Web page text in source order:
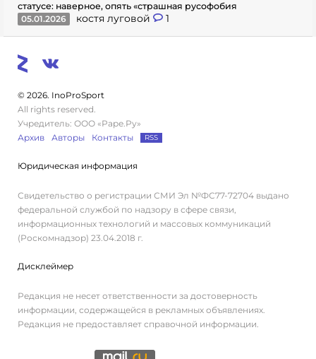
статусе: наверное, опять «страшная русофобия
05.01.2026
костя луговой 1
© 2026. InoProSport
All rights reserved.
Учредитель: ООО «Раре.Ру»
Архив
Авторы Контакты RSS
Юридическая информация
Свидетельство о регистрации СМИ Эл №ФС77-72704 выдано
федеральной службой по надзору в сфере связи,
информационных технологий и массовых коммуникаций
(Роскомнадзор) 23.04.2018 г.
Дисклеймер
Редакция не несет ответственности за достоверность
информации, содержащейся в рекламных объявлениях.
Редакция не предоставляет справочной информации.